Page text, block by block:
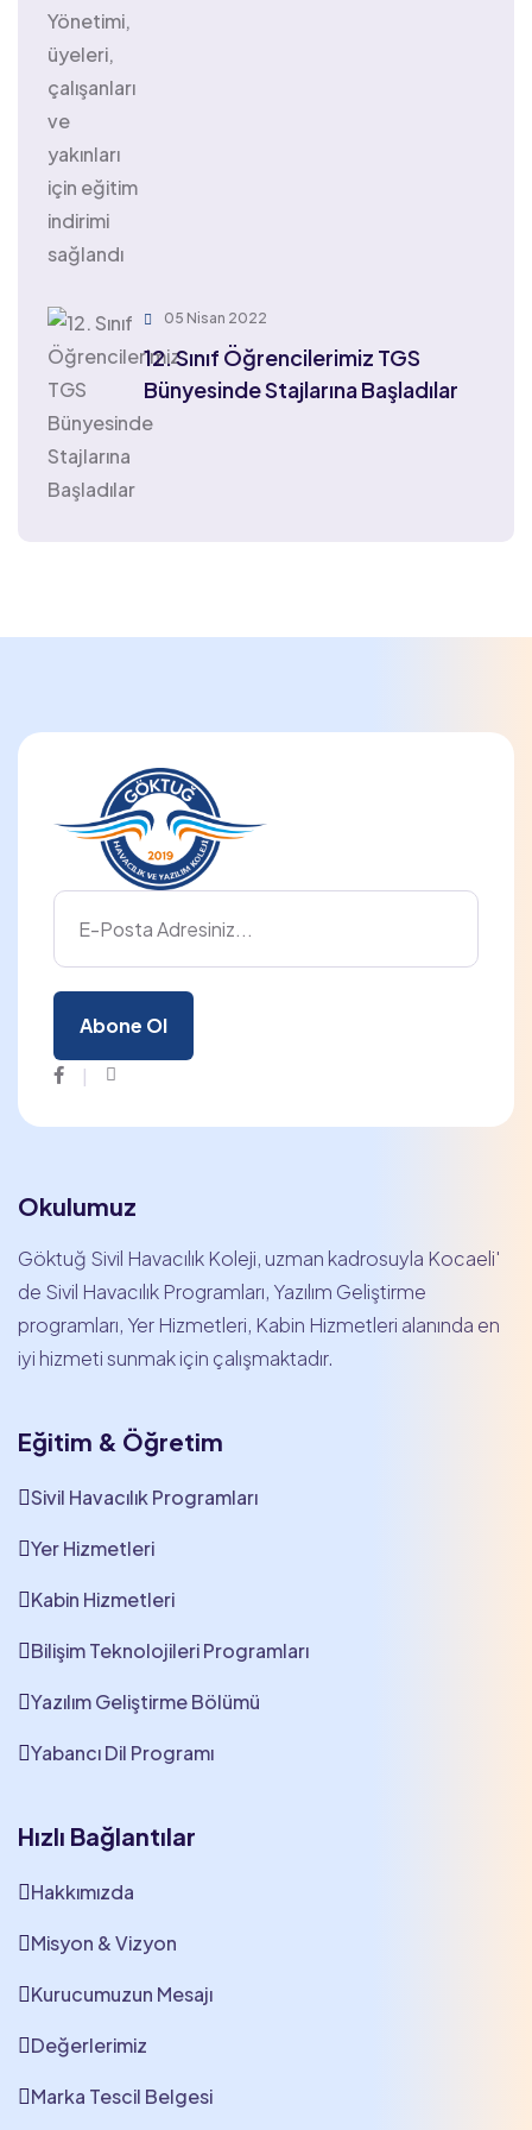
05 Nisan 2022
12. Sınıf Öğrencilerimiz TGS
Bünyesinde Stajlarına Başladılar
Abone Ol
Facebook
Okulumuz
Göktuğ Sivil Havacılık Koleji, uzman kadrosuyla Kocaeli'
de Sivil Havacılık Programları, Yazılım Geliştirme
programları, Yer Hizmetleri, Kabin Hizmetleri alanında en
iyi hizmeti sunmak için çalışmaktadır.
Eğitim & Öğretim
Sivil Havacılık Programları
Yer Hizmetleri
Kabin Hizmetleri
Bilişim Teknolojileri Programları
Yazılım Geliştirme Bölümü
Yabancı Dil Programı
Hızlı Bağlantılar
Hakkımızda
Misyon & Vizyon
Kurucumuzun Mesajı
Değerlerimiz
Marka Tescil Belgesi